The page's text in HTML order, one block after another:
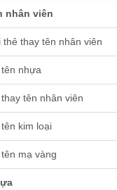
nhân viên
thay tên nhân viên
nhựa
tên nhân viên
kim loại
mạ vàng